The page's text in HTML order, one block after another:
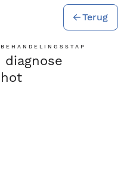
Terug
diagnose